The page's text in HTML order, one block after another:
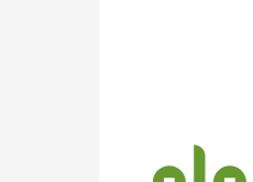
Elettronica
News